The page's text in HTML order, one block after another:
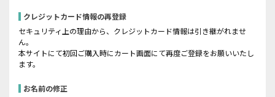
クレジットカード情報の再登録
セキュリティ上の理由から、クレジットカード情報は引き継がれませ
ん。
本サイトにて初回ご購入時にカート画面にて再度ご登録をお願いいたし
ます。
お名前の修正